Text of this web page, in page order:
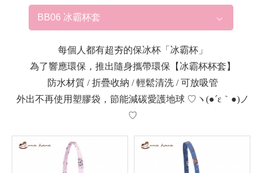
BB06 冰霸杯套
每個人都有超夯的保冰杯「冰霸杯」
為了響應環保，推出隨身攜帶環保【冰霸杯杯套】
防水材質 / 折疊收納 / 輕鬆清洗 / 可放吸管
外出不再使用塑膠袋，節能減碳愛護地球 ♡ヽ(●´ε｀●)ノ
♡